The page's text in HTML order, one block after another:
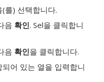
(를) 선택합니다.
음 확인. Sel을 클릭합니
음 확인을 클릭합니다.
어 있는 열을 입력합니